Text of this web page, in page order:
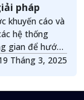
pháp
khuyến cáo và
hệ thống
gian để hướng
IPv6-Only.19 Tháng 3, 2025